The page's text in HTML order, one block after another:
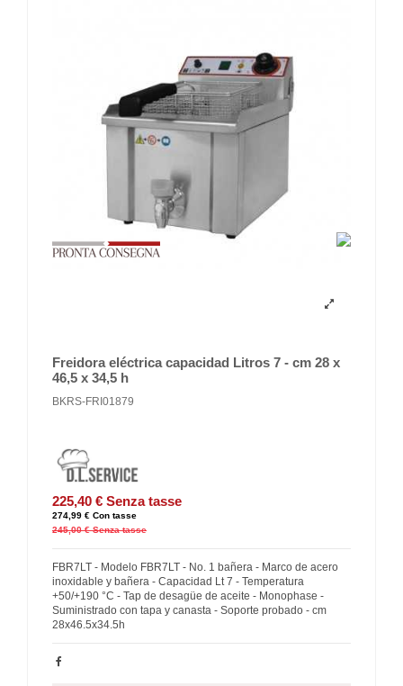
Freidora eléctrica capacidad Litros 7 - cm 28 x
46,5 x 34,5 h
BKRS-FRI01879
225,40 € Senza tasse
274,99 € Con tasse
245,00 € Senza tasse
FBR7LT - Modelo FBR7LT - No. 1 bañera - Marco de acero
inoxidable y bañera - Capacidad Lt 7 - Temperatura
+50/+190 °C - Tap de desagüe de aceite - Monophase -
Suministrado con tapa y canasta - Soporte probado - cm
28x46.5x34.5h